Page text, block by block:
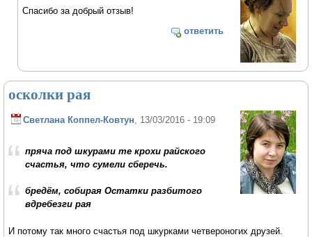
Спасибо за добрый отзыв!
ответить
осколки рая
Светлана Коппел-Ковтун, 13/03/2016 - 19:09
пряча под шкурами те крохи райского
счастья, что сумели сберечь.
бредём, собирая Остатки разбитого
вдребезги рая
И потому так много счастья под шкурками четвероногих друзей.